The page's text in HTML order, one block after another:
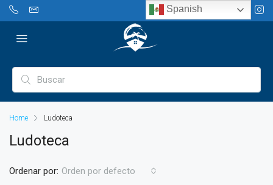
Home Ludoteca
Ludoteca
Ordenar por: Orden por defecto
Spanish